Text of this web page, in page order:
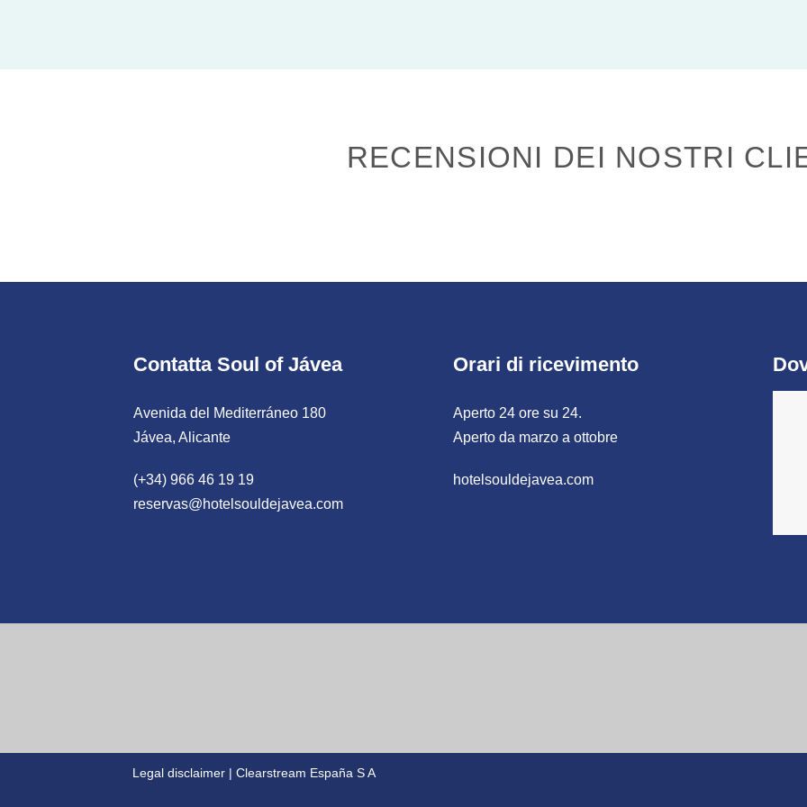
RECENSIONI DEI NOSTRI
Contatta Soul of Jávea
Avenida del Mediterráneo 180
Jávea, Alicante
(+34) 966 46 19 19
reservas@hotelsouldejavea.com
Orari di ricevimento
Aperto 24 ore su 24.
Aperto da marzo a ottobre
hotelsouldejavea.com
Legal disclaimer | Clearstream España S A